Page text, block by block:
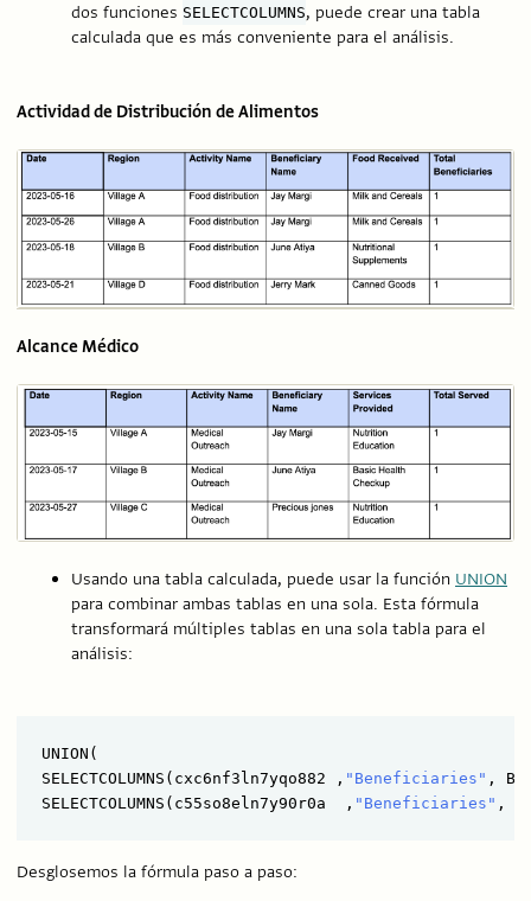
dos funciones SELECTCOLUMNS, puede crear una tabla
calculada que es más conveniente para el análisis.
Actividad de Distribución de Alimentos
Alcance Médico
Usando una tabla calculada, puede usar la función UNION
para combinar ambas tablas en una sola. Esta fórmula
transformará múltiples tablas en una sola tabla para el
análisis:
UNION(
SELECTCOLUMNS(cxc6nf3ln7yqo882 , "Beneficiaries" ,
SELECTCOLUMNS(c55so8eln7y90r0a  , "Beneficiaries" ,
Desglosemos la fórmula paso a paso: